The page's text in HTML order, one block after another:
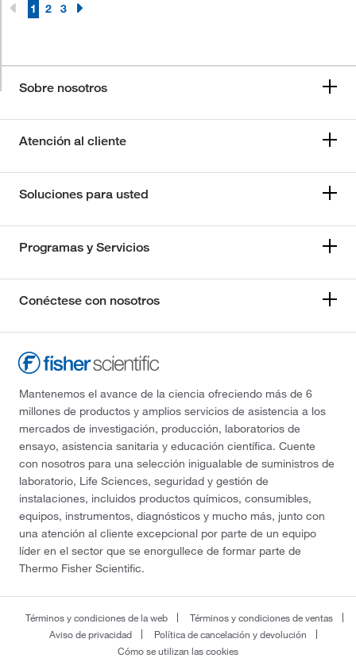
1 2 3
Sobre nosotros
Atención al cliente
Soluciones para usted
Programas y Servicios
Conéctese con nosotros
Mantenemos el avance de la ciencia ofreciendo más de 6
millones de productos y amplios servicios de asistencia a los
mercados de investigación, producción, laboratorios de
ensayo, asistencia sanitaria y educación científica. Cuente
con nosotros para una selección inigualable de suministros de
laboratorio, Life Sciences, seguridad y gestión de
instalaciones, incluidos productos químicos, consumibles,
equipos, instrumentos, diagnósticos y mucho más, junto con
una atención al cliente excepcional por parte de un equipo
líder en el sector que se enorgullece de formar parte de
Thermo Fisher Scientific.
Términos y condiciones de la web
Términos y condiciones de ventas
Aviso de privacidad
Política de cancelación y devolución
Cómo se utilizan las cookies